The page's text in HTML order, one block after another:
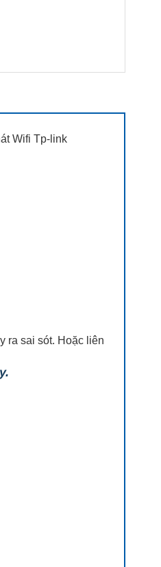
Wifi Tp-link
ra sai sót. Hoặc liên